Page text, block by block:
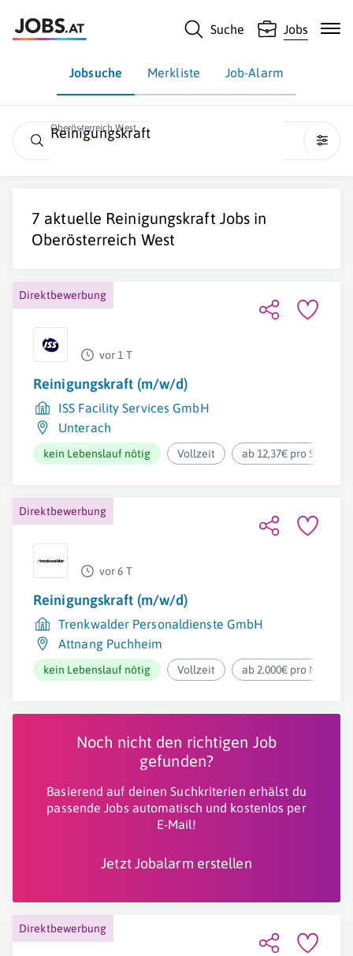
Suche Jobs
Jobsuche Merkliste Job-Alarm
Oberösterreich West
Reinigungskraft
7 aktuelle Reinigungskraft Jobs in
Oberösterreich West
Direktbewerbung
vor 1 T
Reinigungskraft (m/w/d)
ISS Facility Services GmbH
Unterach
kein Lebenslauf nötig Vollzeit ab 12,37€ pro Stunde
Direktbewerbung
vor 6 T
Reinigungskraft (m/w/d)
Trenkwalder Personaldienste GmbH
Attnang Puchheim
kein Lebenslauf nötig Vollzeit ab 2.000€ pro Monat
Noch nicht den richtigen Job
gefunden?
Basierend auf deinen Suchkriterien erhälst du
passende Jobs automatisch und kostenlos per
E-Mail!
Jetzt Jobalarm erstellen
Direktbewerbung